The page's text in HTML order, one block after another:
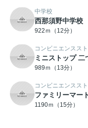
中学校
西那須野中学校
922ｍ（12分）
コンビニエンスス
ミニストップ 二
989ｍ（13分）
コンビニエンスス
ファミリーマー
1190ｍ（15分）